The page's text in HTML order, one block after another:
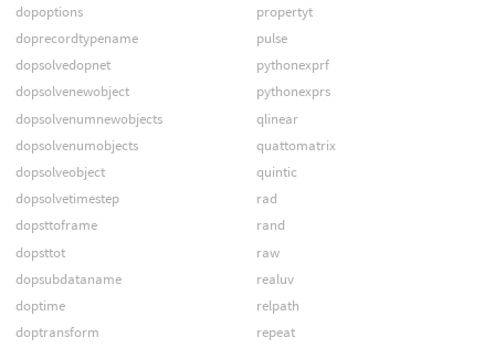
dopoptions
doprecordtypename
dopsolvedopnet
dopsolvenewobject
dopsolvenumnewobjects
dopsolvenumobjects
dopsolveobject
dopsolvetimestep
dopsttoframe
dopsttot
dopsubdataname
doptime
doptransform
propertyt
pulse
pythonexprf
pythonexprs
qlinear
quattomatrix
quintic
rad
rand
raw
realuv
relpath
repeat